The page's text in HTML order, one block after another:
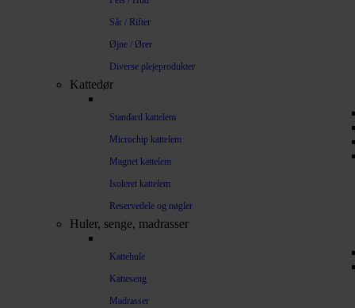
Sår / Rifter
Øjne / Ører
Diverse plejeprodukter
Kattedør
Standard kattelem
Microchip kattelem
Magnet kattelem
Isoleret kattelem
Reservedele og nøgler
Huler, senge, madrasser
Kattehule
Katteseng
Madrasser